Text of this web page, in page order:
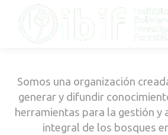
Somos una organización
generar y difundir
herramientas para la gestión y
integral de los bosques